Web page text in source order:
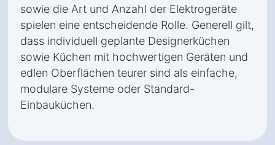
sowie die Art und Anzahl der Elektrogeräte
spielen eine entscheidende Rolle. Generell gilt,
dass individuell geplante Designerküchen
sowie Küchen mit hochwertigen Geräten und
edlen Oberflächen teurer sind als einfache,
modulare Systeme oder Standard-
Einbauküchen.